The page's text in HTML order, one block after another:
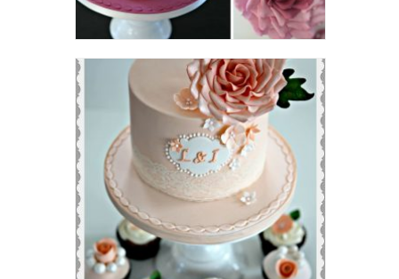
Dusky Pink Wedding theme